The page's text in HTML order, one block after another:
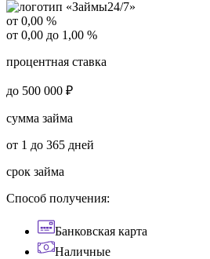
от 0,00 %
от 0,00 до 1,00 %
процентная ставка
до 500 000 ₽
сумма займа
от 1 до 365 дней
срок займа
Способ получения:
Банковская карта
Наличные